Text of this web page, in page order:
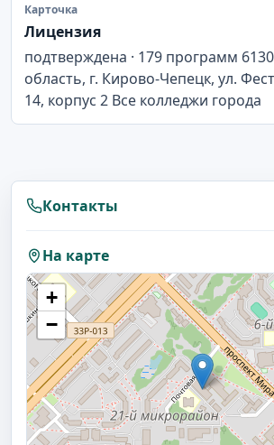
Карточка
Лицензия
подтверждена · 179 программ
область, г. Кирово-Чепецк, ул.
14, корпус 2 Все колледжи города
Контакты
На карте
+
−